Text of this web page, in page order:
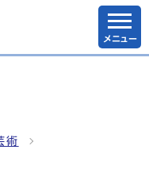
メニュー
術